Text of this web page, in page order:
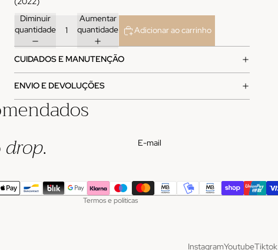
Diminuir
quantidade
Aumentar
quantidade
Adicionar ao carrinho
CUIDADOS E MANUTENÇÃO
ENVIO E DEVOLUÇÕES
drop.
E-mail
Termos e políticas
Termos do serviço
Política de reembolso
InstagramYoutubeTiktok